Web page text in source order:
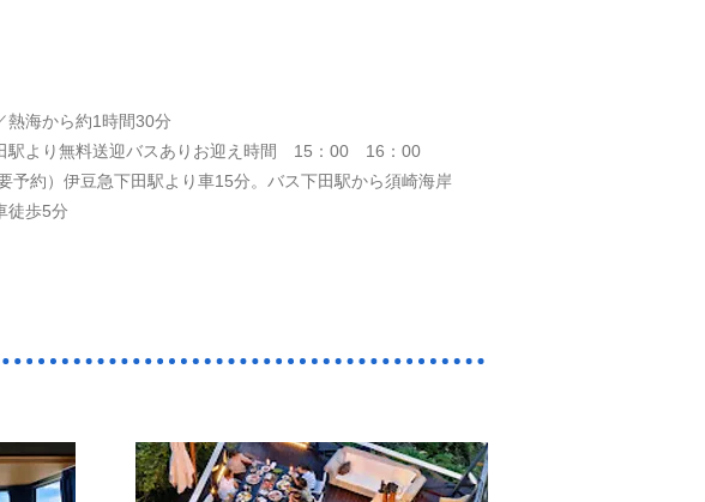
熱海から約1時間30分
駅より無料送迎バスありお迎え時間 15：00 16：00
予約）伊豆急下田駅より車15分。バス下田駅から須崎海岸
徒歩5分